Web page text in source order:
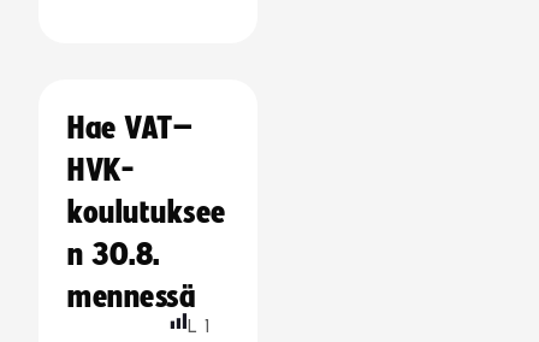
Hae VAT–
HVK-
koulutuksee
n 30.8.
mennessä
L 1